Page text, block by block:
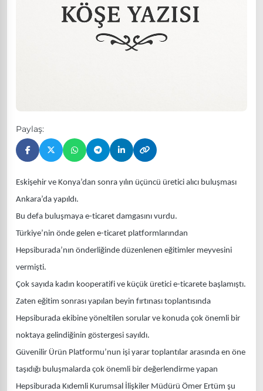
Paylaş:
Eskişehir ve Konya’dan sonra yılın üçüncü üretici alıcı buluşması
Ankara’da yapıldı.
Bu defa buluşmaya e-ticaret damgasını vurdu.
Türkiye’nin önde gelen e-ticaret platformlarından
Hepsiburada’nın önderliğinde düzenlenen eğitimler meyvesini
vermişti.
Çok sayıda kadın kooperatifi ve küçük üretici e-ticarete başlamıştı.
Zaten eğitim sonrası yapılan beyin fırtınası toplantısında
Hepsiburada ekibine yöneltilen sorular ve konuda çok önemli bir
noktaya gelindiğinin göstergesi sayıldı.
Güvenilir Ürün Platformu’nun işi yarar toplantılar arasında en öne
taşıdığı buluşmalarda çok önemli bir değerlendirme yapan
Hepsiburada Kıdemli Kurumsal İlişkiler Müdürü Ömer Ertüm şu